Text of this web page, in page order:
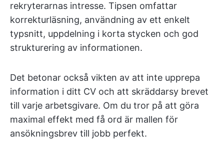
rekryterarnas intresse. Tipsen omfattar
korrekturläsning, användning av ett enkelt
typsnitt, uppdelning i korta stycken och god
strukturering av informationen.
Det betonar också vikten av att inte upprepa
information i ditt CV och att skräddarsy brevet
till varje arbetsgivare. Om du tror på att göra
maximal effekt med få ord är mallen för
ansökningsbrev till jobb perfekt.